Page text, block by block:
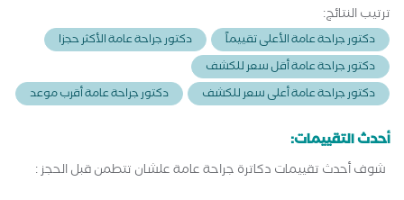
ترتيب النتائج:
دكتور جراحة عامة الأعلى تقييماً
دكتور جراحة عامة الأكثر حجزا
دكتور جراحة عامة أقل سعر للكشف
دكتور جراحة عامة أعلى سعر للكشف
دكتور جراحة عامة أقرب موعد
أحدث التقييمات:
شوف أحدث تقييمات دكاترة جراحة عامة علشان تتطمن قبل الحجز :